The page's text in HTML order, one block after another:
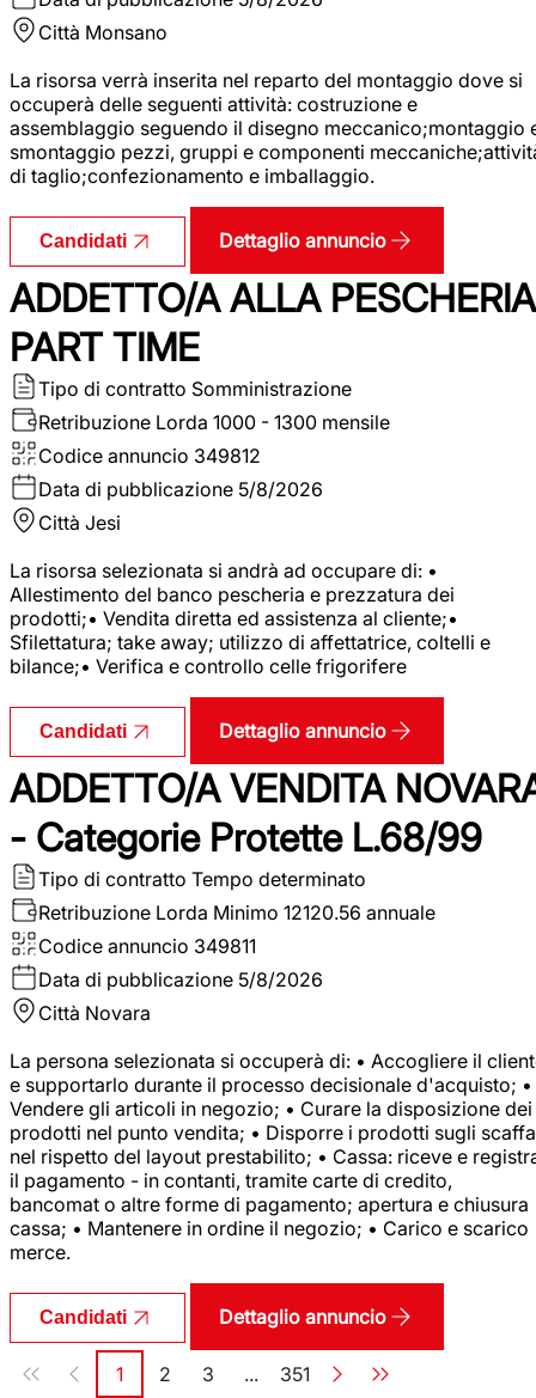
Città Monsano
La risorsa verrà inserita nel reparto del montaggio dove si
occuperà delle seguenti attività: costruzione e
assemblaggio seguendo il disegno meccanico;montaggio
smontaggio pezzi, gruppi e componenti
di taglio;confezionamento e imballaggio.
Candidati Dettaglio annuncio
ADDETTO/A ALLA PESCHERIA
PART TIME
Tipo di contratto Somministrazione
Retribuzione Lorda 1000 - 1300 mensile
Codice annuncio 349812
Data di pubblicazione 5/8/2026
Città Jesi
La risorsa selezionata si andrà ad occupare di: •
Allestimento del banco pescheria e prezzatura dei
prodotti;• Vendita diretta ed assistenza al cliente;•
Sfilettatura; take away; utilizzo di affettatrice, coltelli e
bilance;• Verifica e controllo celle frigorifere
Candidati Dettaglio annuncio
ADDETTO/A VENDITA
- Categorie Protette L.68/99
Tipo di contratto Tempo determinato
Retribuzione Lorda Minimo 12120.56 annuale
Codice annuncio 349811
Data di pubblicazione 5/8/2026
Città Novara
La persona selezionata si occuperà di: • Accogliere il
e supportarlo durante il processo decisionale d'acquisto; •
Vendere gli articoli in negozio; • Curare la disposizione dei
prodotti nel punto vendita; • Disporre i prodotti sugli
nel rispetto del layout prestabilito; • Cassa: riceve e
il pagamento - in contanti, tramite carte di credito,
bancomat o altre forme di pagamento; apertura e chiusura
cassa; • Mantenere in ordine il negozio; • Carico e scarico
merce.
Candidati Dettaglio annuncio
Paginazione
Pagina
1 Pagina
2 Pagina
3 ... Pagina
351